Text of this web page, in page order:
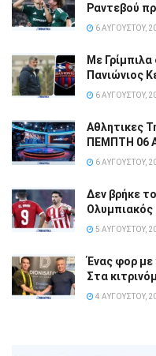
Ραντεβού
6 ΑΥΓΟΎΣΤΟΥ,
Με Γρίμπιλα
Πανιώνιος
6 ΑΥΓΟΎΣΤΟΥ,
Αθλητικες
ΠΕΜΠΤΗ 06
6 ΑΥΓΟΎΣΤΟΥ,
Δεν βρήκε
Ολυμπιακός
5 ΑΥΓΟΎΣΤΟΥ,
Ένας φορ με
Στα
4 ΑΥΓΟΎΣΤΟΥ,